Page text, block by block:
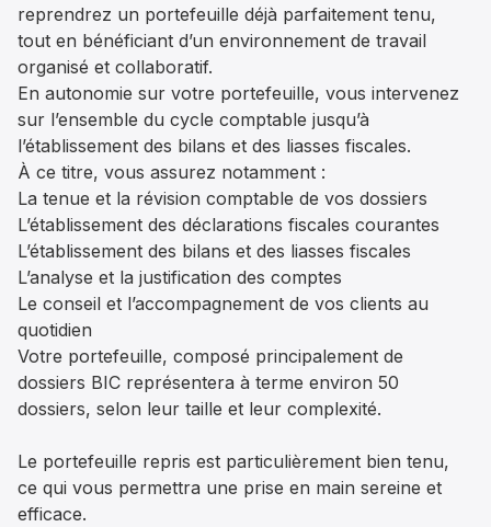
reprendrez un portefeuille déjà parfaitement tenu,
tout en bénéficiant d’un environnement de travail
organisé et collaboratif.
En autonomie sur votre portefeuille, vous intervenez
sur l’ensemble du cycle comptable jusqu’à
l’établissement des bilans et des liasses fiscales.
À ce titre, vous assurez notamment :
La tenue et la révision comptable de vos dossiers
L’établissement des déclarations fiscales courantes
L’établissement des bilans et des liasses fiscales
L’analyse et la justification des comptes
Le conseil et l’accompagnement de vos clients au
quotidien
Votre portefeuille, composé principalement de
dossiers BIC représentera à terme environ 50
dossiers, selon leur taille et leur complexité.
Le portefeuille repris est particulièrement bien tenu,
ce qui vous permettra une prise en main sereine et
efficace.